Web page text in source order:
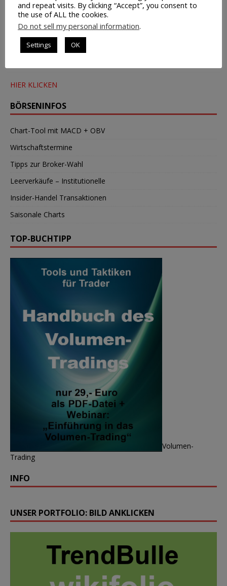
NEWSLETTER
HIER KLICKEN
BÖRSENINFOS
Chart-Tool mit MACD + OBV
Wirtschaftstermine
Tipps zur Broker-Wahl
Leerverkäufe – Institutionelle
Insider-Handel Transaktionen
Saisonale Charts
TOP-BUCHTIPP
Volumen-
Trading
INFO
UNSER PORTFOLIO: BILD ANKLICKEN
and repeat visits. By clicking “Accept”, you consent to
the use of ALL the cookies.
Do not sell my personal information.
Settings OK